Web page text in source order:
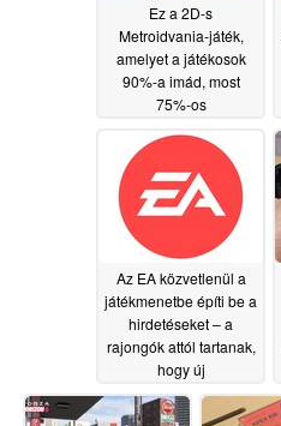
Ez a 2D-s
Metroidvania-játék,
amelyet a játékosok
90%-a imád, most
75%-os
kapható a Steam-en
06/17/2026
Az EA közvetlenül a
játékmenetbe építi be a
hirdetéseket – a
rajongók attól tartanak,
hogy új
bevételszerzési hullám
közeledik06/17/2026